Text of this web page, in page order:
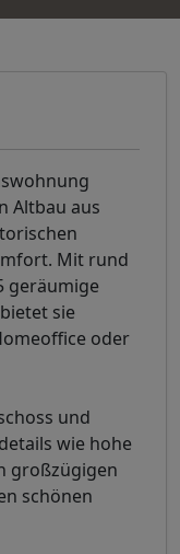
Altbau aus
Mit rund
geräumige
sie
oder
und
wie hohe
großzügigen
schönen